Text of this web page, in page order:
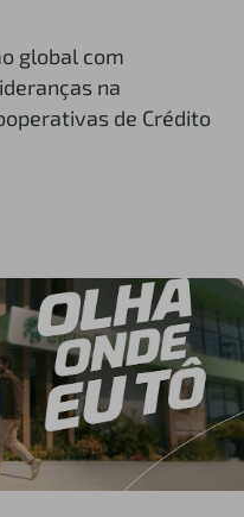
global com
na
de Crédito